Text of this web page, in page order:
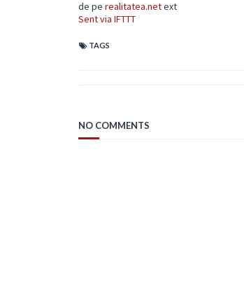
de pe realitatea.netext
Sent via IFTTT
TAGS
NO COMMENTS